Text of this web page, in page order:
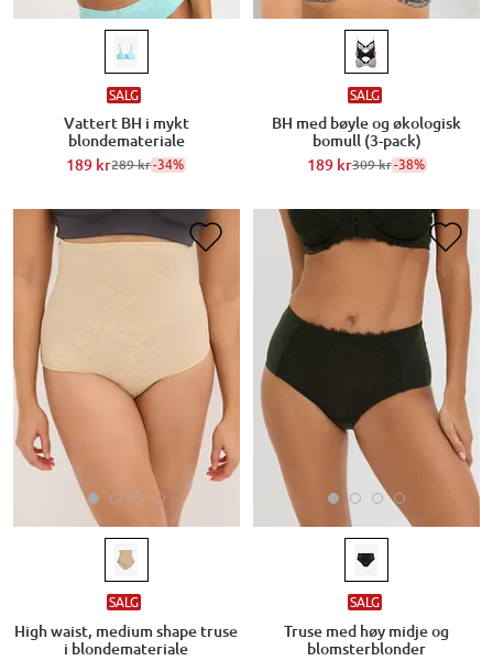
SALG
Vattert BH i mykt
blondemateriale
189 kr289 kr-34%
SALG
BH med bøyle og økologisk
bomull (3-pack)
189 kr309 kr-38%
SALG
High waist, medium shape truse
i blondemateriale
SALG
Truse med høy midje og
blomsterblonder